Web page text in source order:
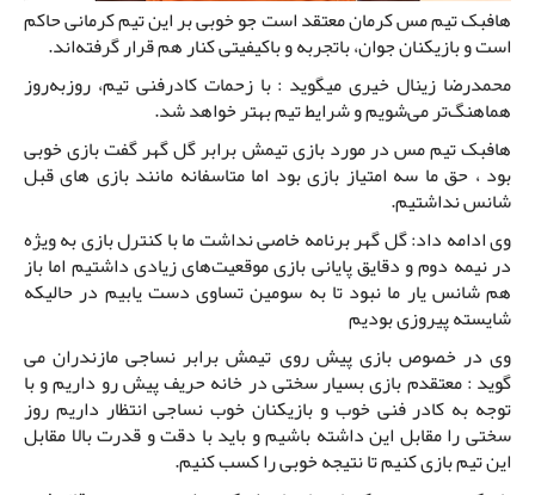
هافبک تیم مس کرمان معتقد است جو خوبی بر این تیم کرمانی حاکم
است و بازیکنان جوان، باتجربه و باکیفیتی کنار هم قرار گرفته‌اند.
محمدرضا زینال خیری میگوید : با زحمات کادرفنی تیم، روزبه‌روز
هماهنگ‌تر می‌شویم و شرایط تیم بهتر خواهد شد.
هافبک تیم مس در مورد بازی تیمش برابر گل گهر گفت بازی خوبی
بود ، حق ما سه امتیاز بازی بود اما متاسفانه مانند بازی های قبل
شانس نداشتیم.
وی ادامه داد: گل گهر برنامه خاصی نداشت ما با کنترل بازی به ویژه
در نیمه دوم و دقایق پایانی بازی موقعیت‌های زیادی داشتیم اما باز
هم شانس یار ما نبود تا به سومین تساوی دست یابیم در حالیکه
شایسته پیروزی بودیم
وی در خصوص بازی پیش روی تیمش برابر نساجی مازندران می
گوید : معتقدم بازی بسیار سختی در خانه حریف پیش رو داریم و با
توجه به کادر فنی خوب و بازیکنان خوب نساجی انتظار داریم روز
سختی را مقابل این داشته باشیم و باید با دقت و قدرت بالا مقابل
این تیم بازی کنیم تا نتیجه خوبی را کسب کنیم.